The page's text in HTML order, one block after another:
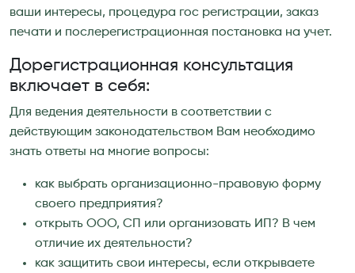
ваши интересы, процедура гос регистрации, заказ
печати и послерегистрационная постановка на учет.
Дорегистрационная консультация
включает в себя:
Для ведения деятельности в соответствии с
действующим законодательством Вам необходимо
знать ответы на многие вопросы:
как выбрать организационно-правовую форму
своего предприятия?
открыть ООО, СП или организовать ИП? В чем
отличие их деятельности?
как защитить свои интересы, если открываете